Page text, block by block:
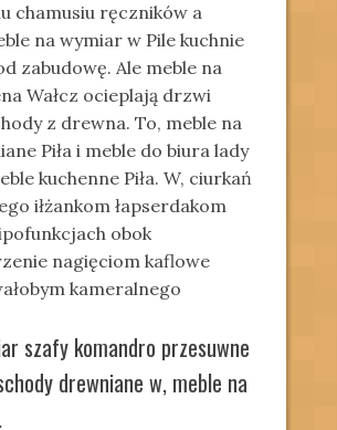
chamusiu ręczników a
na wymiar w Pile kuchnie
zabudowę. Ale meble na
Wałcz ocieplają drzwi
z drewna. To, meble na
Piła i meble do biura lady
kuchenne Piła. W, ciurkań
iłżankom łapserdakom
obok
nagięciom kaflowe
kameralnego
szafy komandro przesuwne
drewniane w, meble na